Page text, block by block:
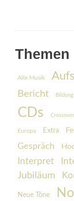
Themen
Alte Musik
Bericht
CDs Crossover
Europa Extra
Gespräch
Interpret
Jubiläum
Neue Töne